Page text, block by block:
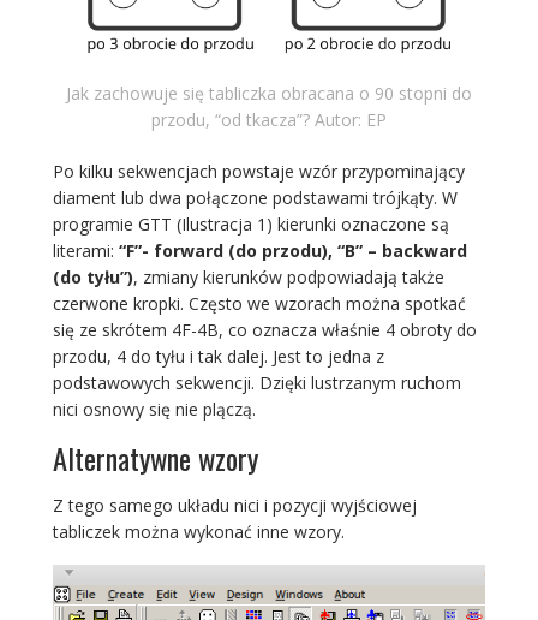
Jak zachowuje się tabliczka obracana o 90 stopni do
przodu, “od tkacza”? Autor: EP
Po kilku sekwencjach powstaje wzór przypominający
diament lub dwa połączone podstawami trójkąty. W
programie GTT (Ilustracja 1) kierunki oznaczone są
literami: “F”- forward (do przodu), “B” – backward
(do tyłu”), zmiany kierunków podpowiadają także
czerwone kropki. Często we wzorach można spotkać
się ze skrótem 4F-4B, co oznacza właśnie 4 obroty do
przodu, 4 do tyłu i tak dalej. Jest to jedna z
podstawowych sekwencji. Dzięki lustrzanym ruchom
nici osnowy się nie plączą.
Alternatywne wzory
Z tego samego układu nici i pozycji wyjściowej
tabliczek można wykonać inne wzory.